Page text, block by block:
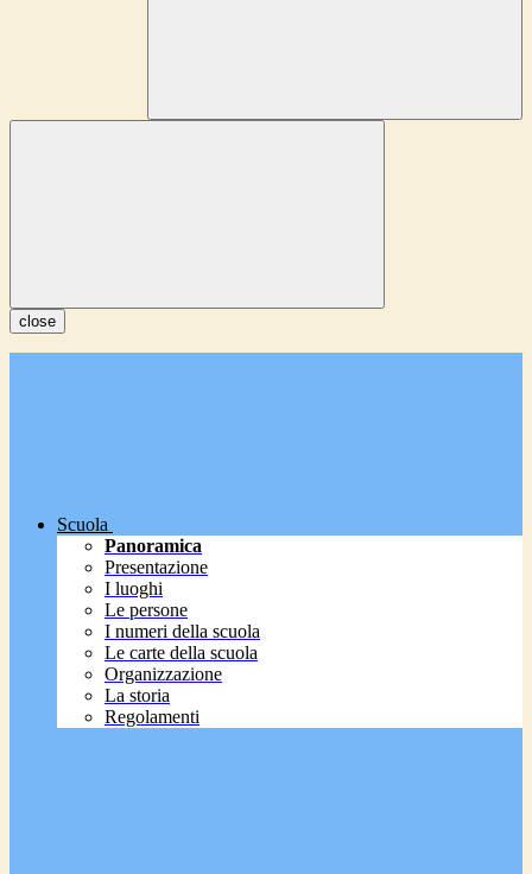
close
Scuola
Panoramica
Presentazione
I luoghi
Le persone
I numeri della scuola
Le carte della scuola
Organizzazione
La storia
Regolamenti